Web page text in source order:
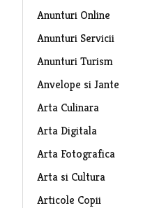
Anunturi Online
Anunturi Servicii
Anunturi Turism
Anvelope si Jante
Arta Culinara
Arta Digitala
Arta Fotografica
Arta si Cultura
Articole Copii